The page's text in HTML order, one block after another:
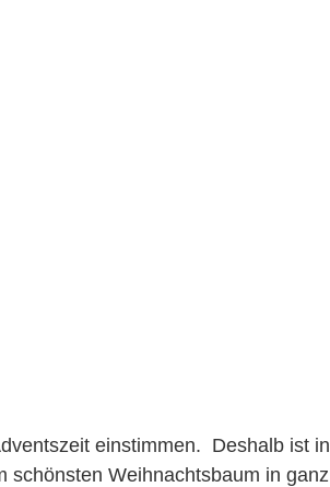
einstimmen. Deshalb ist in
schönsten Weihnachtsbaum in ganz